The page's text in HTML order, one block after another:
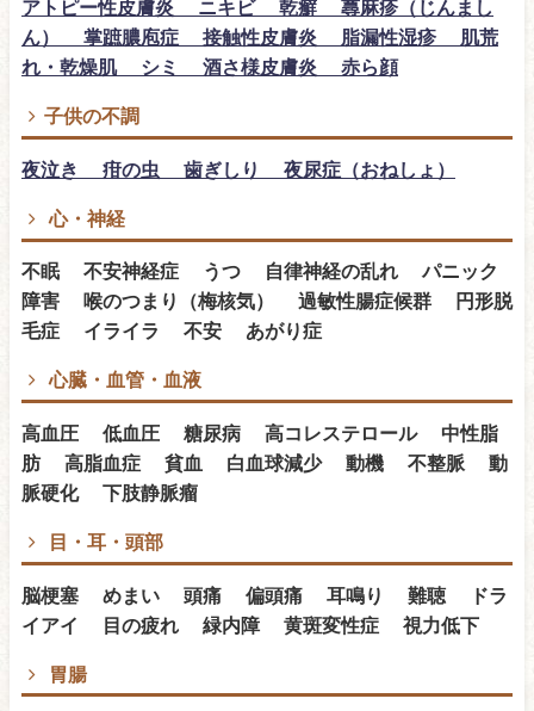
アトピー性皮膚炎 ニキビ 乾癬 蕁麻疹（じんまし
ん） 掌蹠膿庖症 接触性皮膚炎 脂漏性湿疹 肌荒
れ・乾燥肌 シミ 酒さ様皮膚炎 赤ら顔
子供の不調
夜泣き 疳の虫 歯ぎしり 夜尿症（おねしょ）
心・神経
不眠 不安神経症 うつ 自律神経の乱れ パニック
障害 喉のつまり（梅核気） 過敏性腸症候群 円形脱
毛症 イライラ 不安 あがり症
心臓・血管・血液
高血圧 低血圧 糖尿病 高コレステロール 中性脂
肪 高脂血症 貧血 白血球減少 動機 不整脈 動
脈硬化 下肢静脈瘤
目・耳・頭部
脳梗塞 めまい 頭痛 偏頭痛 耳鳴り 難聴 ドラ
イアイ 目の疲れ 緑内障 黄斑変性症 視力低下
胃腸